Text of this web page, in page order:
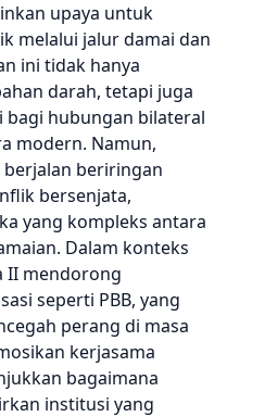
upaya untuk
melalui jalur damai dan
ini tidak hanya
darah, tetapi juga
hubungan bilateral
modern. Namun,
beriringan
bersenjata,
yang kompleks antara
Dalam konteks
II mendorong
seperti PBB, yang
perang di masa
kerjasama
bagaimana
institusi yang